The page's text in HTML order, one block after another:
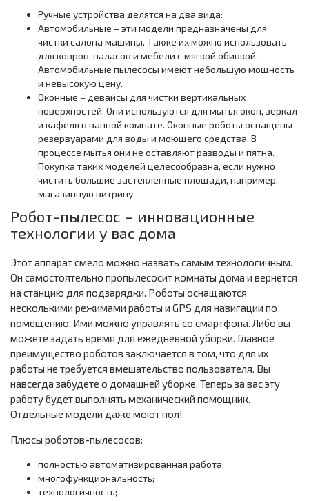
Ручные устройства делятся на два вида:
Автомобильные – эти модели предназначены для
чистки салона машины. Также их можно использовать
для ковров, паласов и мебели с мягкой обивкой.
Автомобильные пылесосы имеют небольшую мощность
и невысокую цену.
Оконные – девайсы для чистки вертикальных
поверхностей. Они используются для мытья окон, зеркал
и кафеля в ванной комнате. Оконные роботы оснащены
резервуарами для воды и моющего средства. В
процессе мытья они не оставляют разводы и пятна.
Покупка таких моделей целесообразна, если нужно
чистить большие застекленные площади, например,
магазинную витрину.
Робот-пылесос – инновационные
технологии у вас дома
Этот аппарат смело можно назвать самым технологичным.
Он самостоятельно пропылесосит комнаты дома и вернется
на станцию для подзарядки. Роботы оснащаются
несколькими режимами работы и GPS для навигации по
помещению. Ими можно управлять со смартфона. Либо вы
можете задать время для ежедневной уборки. Главное
преимущество роботов заключается в том, что для их
работы не требуется вмешательство пользователя. Вы
навсегда забудете о домашней уборке. Теперь за вас эту
работу будет выполнять механический помощник.
Отдельные модели даже моют пол!
Плюсы роботов-пылесосов:
полностью автоматизированная работа;
многофункциональность;
технологичность;